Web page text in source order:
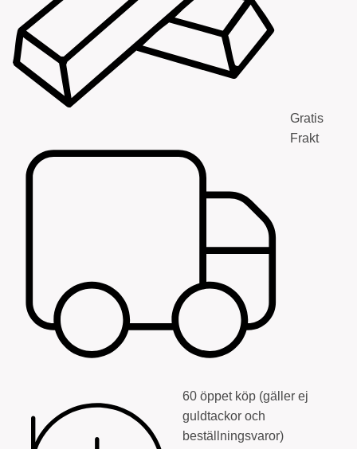
Gratis
Frakt
60 öppet köp (gäller ej
guldtackor och
beställningsvaror)